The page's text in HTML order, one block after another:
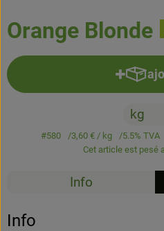
Orange Blonde
#580 3,60 €/ kg 5.5% TVA
Cet article est pesé
Info
Info